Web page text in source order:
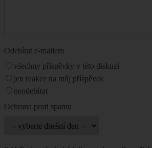
Odebírat e-mailem
všechny příspěvky v této diskuzi
jen reakce na můj příspěvek
neodebírat
Ochrana proti spamu